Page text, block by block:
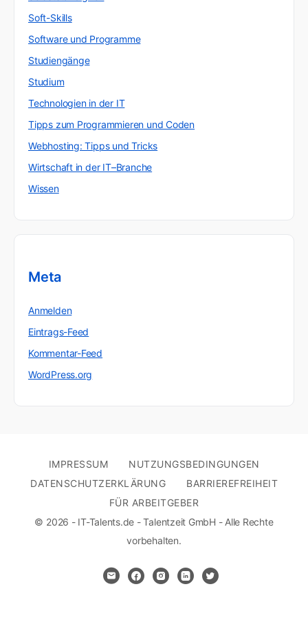
Soft-Skills
Software und Programme
Studiengänge
Studium
Technologien in der IT
Tipps zum Programmieren und Coden
Webhosting: Tipps und Tricks
Wirtschaft in der IT–Branche
Wissen
Meta
Anmelden
Eintrags-Feed
Kommentar-Feed
WordPress.org
IMPRESSUM
NUTZUNGSBEDINGUNGEN
DATENSCHUTZERKLÄRUNG
BARRIEREFREIHEIT
FÜR ARBEITGEBER
© 2026 - IT-Talents.de - Talentzeit GmbH - Alle Rechte
vorbehalten.